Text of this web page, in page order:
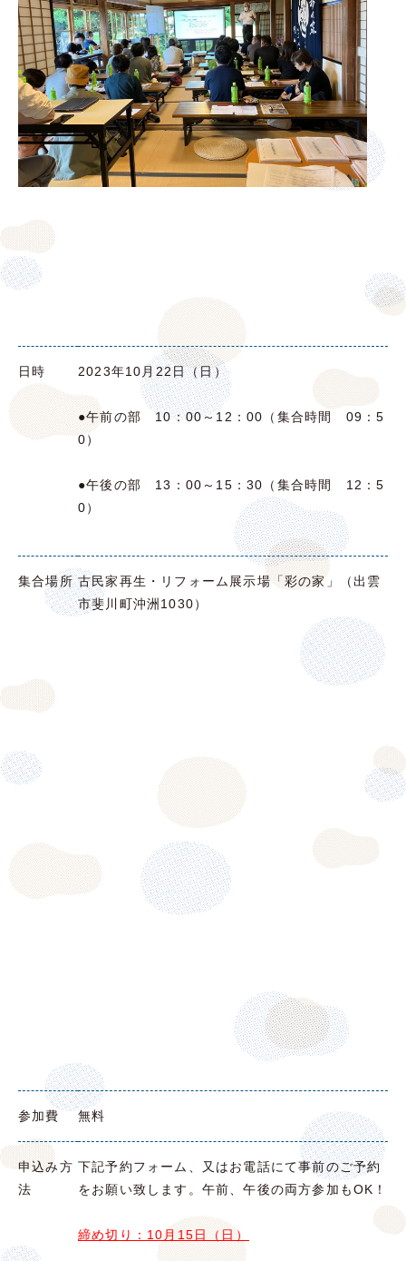
日時 2023年10月22日（日）
●午前の部 10：00～12：00（ 集合時間 09：5
0）
●午後の部 13：00～15：30（ 集合時間 12：5
0）
集合場所 古民家再生・リフォーム展示場「彩の家」（出雲
市斐川町沖洲1030）
参加費 無料
申込み方
法
下記予約フォーム、又はお電話にて事前のご予約
をお願い致します。 午前、午後の両方参加もOK！
締め切り：10月15日（日）